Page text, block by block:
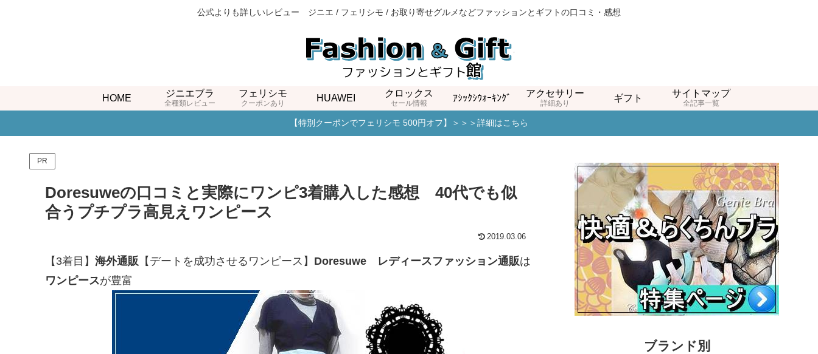
公式よりも詳しいレビュー ジニエ / フェリシモ / お取り寄せグルメなどファッションとギフトの口コミ・感想
HOME
ジニエブラ
全種類レビュー
フェリシモ
クーポンあり
HUAWEI
クロックス
セール情報
ｱｼｯｸｼｳｫｰｷﾝｸﾞ
アクセサリー
詳細あり
ギフト
サイトマップ
全記事一覧
【特別クーポンでフェリシモ 500円オフ】＞＞＞詳細はこちら
PR
Doresuweの口コミと実際にワンピ3着購入した感想 40代でも似
合うプチプラ高見えワンピース
2019.03.06
【3着目】 海外通販 【デートを成功させるワンピース】 Doresuwe レディースファッション通販は
ワンピースが豊富
ブランド別